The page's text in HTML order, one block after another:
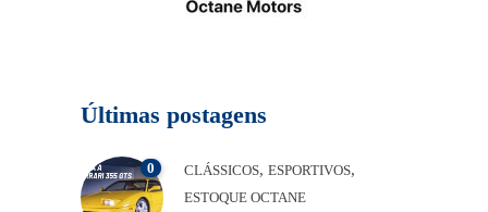
Últimas postagens
0 CLÁSSICOS, ESPORTIVOS,
ESTOQUE OCTANE